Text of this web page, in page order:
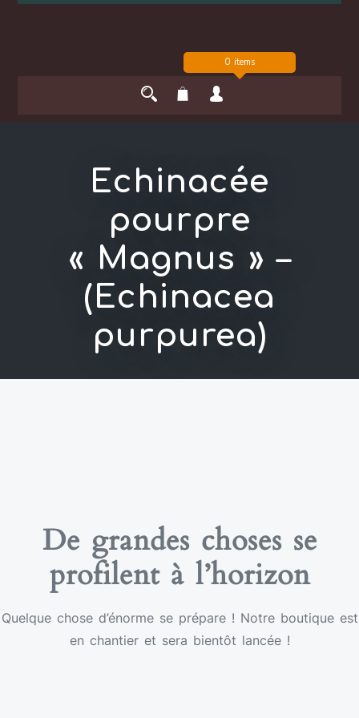
0 items
Echinacée
pourpre
« Magnus » –
(Echinacea
purpurea)
De grandes choses se
profilent à l’horizon
Quelque chose d’énorme se prépare ! Notre boutique est
en chantier et sera bientôt lancée !